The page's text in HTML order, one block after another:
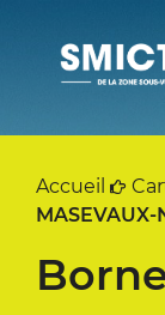
Accueil